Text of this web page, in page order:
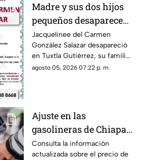
Madre y sus dos hijos
pequeños desaparecen
en Tuxtla Gutiérrez ¡Su
esposo levantó una
ficha de busqueda!
Jacquelinee del Carmen
González Salazar desapareció
en Tuxtla Gutiérrez, su familia
lo busca, por lo que han
agosto 05, 2026 07:22 p. m.
Ajuste en las
gasolineras de Chiapas:
Precio de la Magna,
Premium y Diésel este
Consulta la información
actualizada sobre el precio de